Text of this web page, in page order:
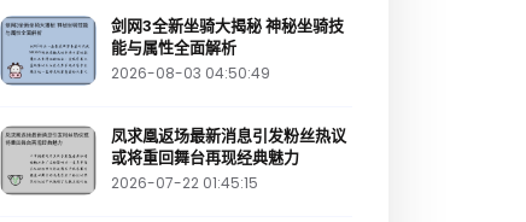
剑网3全新坐骑大揭秘 神秘坐骑技
能与属性全面解析
2026-08-03 04:50:49
凤求凰返场最新消息引发粉丝热议
或将重回舞台再现经典魅力
2026-07-22 01:45:15